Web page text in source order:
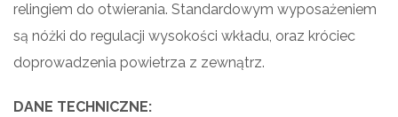
relingiem do otwierania. Standardowym wyposażeniem
są nóżki do regulacji wysokości wkładu, oraz króciec
doprowadzenia powietrza z zewnątrz.
DANE TECHNICZNE: